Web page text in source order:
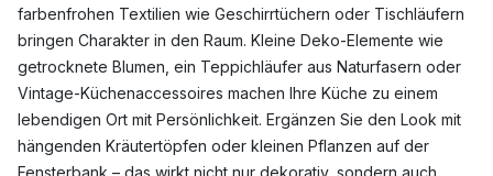
farbenfrohen Textilien wie Geschirrtüchern oder Tischläufern
bringen Charakter in den Raum. Kleine Deko-Elemente wie
getrocknete Blumen, ein Teppichläufer aus Naturfasern oder
Vintage-Küchenaccessoires machen Ihre Küche zu einem
lebendigen Ort mit Persönlichkeit. Ergänzen Sie den Look mit
hängenden Kräutertöpfen oder kleinen Pflanzen auf der